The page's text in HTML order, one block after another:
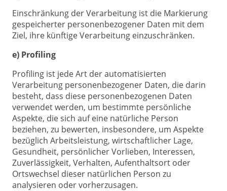
Einschränkung der Verarbeitung ist die Markierung
gespeicherter personenbezogener Daten mit dem
Ziel, ihre künftige Verarbeitung einzuschränken.
e) Profiling
Profiling ist jede Art der automatisierten
Verarbeitung personenbezogener Daten, die darin
besteht, dass diese personenbezogenen Daten
verwendet werden, um bestimmte persönliche
Aspekte, die sich auf eine natürliche Person
beziehen, zu bewerten, insbesondere, um Aspekte
bezüglich Arbeitsleistung, wirtschaftlicher Lage,
Gesundheit, persönlicher Vorlieben, Interessen,
Zuverlässigkeit, Verhalten, Aufenthaltsort oder
Ortswechsel dieser natürlichen Person zu
analysieren oder vorherzusagen.